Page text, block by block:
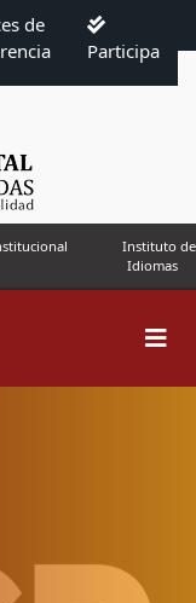
de
Participa
Instituto de
Idiomas